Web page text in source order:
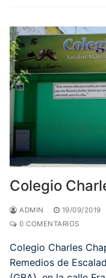
Colegio
ADMIN 19/09/2019
0 COMENTARIOS
Colegio Charles
Remedios de